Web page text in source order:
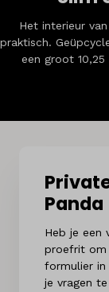
Het interieur
praktisch.
een groot
Panda
Heb je een
proefrit om
formulier
je vragen